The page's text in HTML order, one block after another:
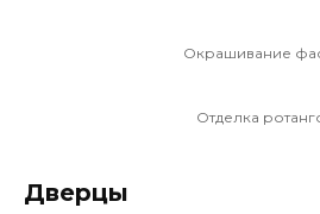
Окрашивание
Отделка
Дверцы